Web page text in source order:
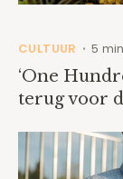
CULTUUR • 5 min
‘One
terug voor